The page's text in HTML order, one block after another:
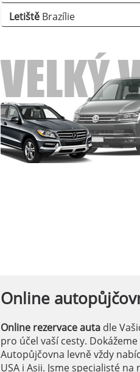
Letiště Brazílie
Online
Online rezervace auta dle
pro účel vaší cesty.
Autopůjčovna levně vždy
USA i Asii. Jsme specialisté